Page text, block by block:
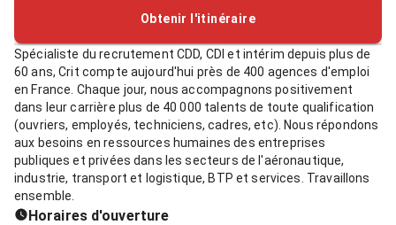
Obtenir l'itinéraire
Spécialiste du recrutement CDD, CDI et intérim depuis plus de
60 ans, Crit compte aujourd'hui près de 400 agences d'emploi
en France. Chaque jour, nous accompagnons positivement
dans leur carrière plus de 40 000 talents de toute qualification
(ouvriers, employés, techniciens, cadres, etc). Nous répondons
aux besoins en ressources humaines des entreprises
publiques et privées dans les secteurs de l'aéronautique,
industrie, transport et logistique, BTP et services. Travaillons
ensemble.
Horaires d'ouverture